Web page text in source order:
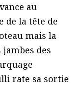
au
de la tête de
mais la
des
rate sa sortie